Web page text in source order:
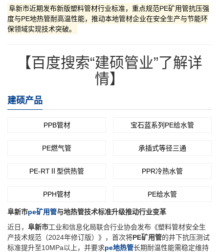
‌阜新市‌近期发布新版塑料管材行业标准，重点规范‌PE矿用管‌抗压强
度与‌PE地热管‌耐高温性能，推动本地管材企业在安全生产与节能环
保领域实现技术突破。
【百度搜索“建硕管业”了解详
情】
建硕产品
PPB管材 宝石蓝系列PE给水管
PE燃气管 承插式等径三通
PE-RTⅡ型供热管 PPR冷热水管
PPH管材 PE给水管
阜新市pe矿用管与地热管技术标准升级推动行业变革
近日，‌ 阜新市‌工业和信息化局联合行业协会发布《塑料管材安全生
产技术规范（2024年修订版）》，首次将‌PE矿用管‌的井下抗压测试
标准提升至10MPa以上，并要求‌pe地热管‌长期耐温性能需稳定维持